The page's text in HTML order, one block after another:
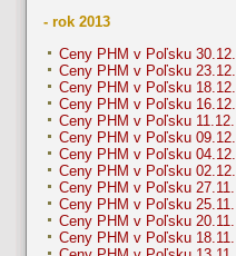
- rok 2013
Ceny PHM v Poľsku 30.12.
Ceny PHM v Poľsku 23.12.
Ceny PHM v Poľsku 18.12.
Ceny PHM v Poľsku 16.12.
Ceny PHM v Poľsku 11.12.
Ceny PHM v Poľsku 09.12.
Ceny PHM v Poľsku 04.12.
Ceny PHM v Poľsku 02.12.
Ceny PHM v Poľsku 27.11.
Ceny PHM v Poľsku 25.11.
Ceny PHM v Poľsku 20.11.
Ceny PHM v Poľsku 18.11.